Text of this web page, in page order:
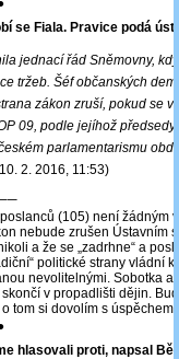
se Fiala. Pravice podá
jednací řád Sněmovny,
tržeb. Šéf občanských
zákon zruší, pokud se v
09, podle jejíhož
parlamentarismu
2. 2016, 11:53)
(105) není žádným
nebude zrušen Ústavním
a že se „zadrhne“ a
politické strany vládní
nevolitelnými. Sobotka
v propadlišti dějin.
tom si dovolím s úspěchem
hlasovali proti, napsal